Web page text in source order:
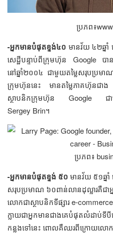
ប្រភព៖​
-អ្នក​មាន​​បំផុត​ខ្ទង់​​៤០​ មាន​វ័យ​ ៤២​ឆ្ន
សេដ្ឋី​​​បន្ទាប់​ពី​ក្រុមហ៊ុន​ Google ​ប
នៅ​ឆ្នាំ​២០០៤​ ជា​មួយ​តម្លៃ​សរុប​ប្រម
ក្រុមហ៊ុន​នេះ​ មាន​តម្លៃ​ភាគហ៊ុន​ជ
ស្ថាបនិក​​ក្រុមហ៊ុន​ Google ​ជា​មួ
Sergey Brin។
ប្រភព៖
-អ្នក​មាន​​បំផុត​ខ្ទង់​ ៥០​ មាន​វ័យ​ ៥១​ឆ្ន
សរុប​ប្រមាណ​ ៦០​ពាន់​លាន​ដុល្លារ​គឺ​ជា​អ្
លោក​ជា​ស្ថាបនិក​​ទីផ្សារ​ e-
ក្លាយ​ជា​អ្នក​​​មាន​ជាង​គេ​បំផុត​លំដាប់​ទី​
កន្លង​ទៅ​នេះ​ ពោល​គឺ​ឈរ​ពី​ក្រោយ​លោក​